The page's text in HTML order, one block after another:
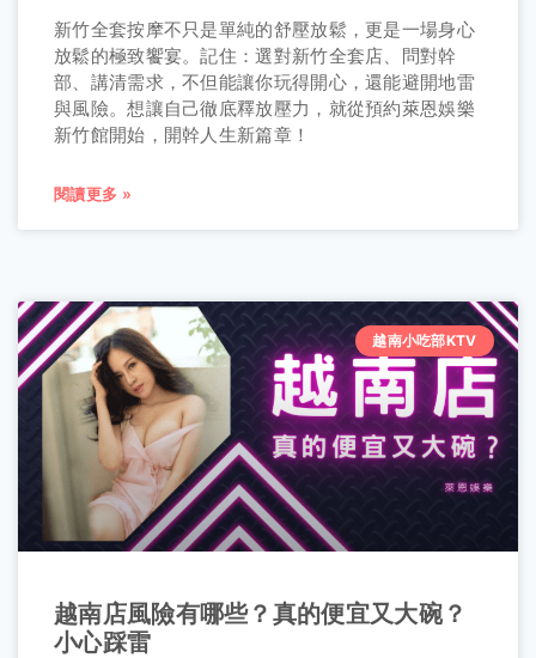
新竹全套按摩不只是單純的舒壓放鬆，更是一場身心
放鬆的極致饗宴。記住：選對新竹全套店、問對幹
部、講清需求，不但能讓你玩得開心，還能避開地雷
與風險。想讓自己徹底釋放壓力，就從預約萊恩娛樂
新竹館開始，開幹人生新篇章！
閱讀更多 »
越南小吃部KTV
越南店風險有哪些？真的便宜又大碗？
小心踩雷